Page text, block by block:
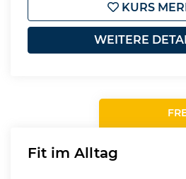
KURS
WEITERE
Fit im Alltag